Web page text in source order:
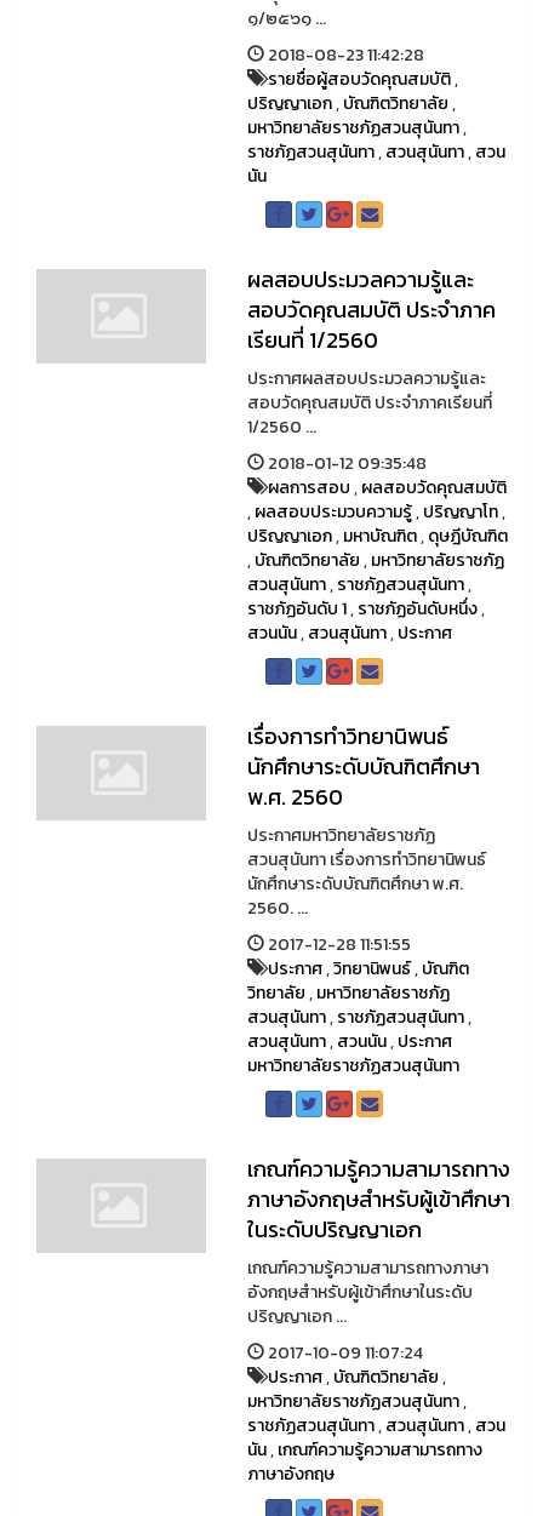
๑/๒๕๖๑ ...
2018-08-23 11:42:28
รายชื่อผู้สอบวัดคุณสมบัติ,
ปริญญาเอก,บัณฑิตวิทยาลัย,
มหาวิทยาลัยราชภัฏสวนสุนันทา,
ราชภัฏสวนสุนันทา,สวนสุนันทา,สวน
นัน
ผลสอบประมวลความรู้และ
สอบวัดคุณสมบัติ ประจำภาค
เรียนที่ 1/2560
ประกาศผลสอบประมวลความรู้และ
สอบวัดคุณสมบัติ ประจำภาคเรียนที่
1/2560 ...
2018-01-12 09:35:48
ผลการสอบ,ผลสอบวัดคุณสมบัติ
,ผลสอบประมวบความรู้,ปริญญาโท,
ปริญญาเอก,มหาบัณฑิต,ดุษฎีบัณฑิต
,บัณฑิตวิทยาลัย,มหาวิทยาลัยราชภัฏ
สวนสุนันทา,ราชภัฏสวนสุนันทา,
ราชภัฏอันดับ 1,ราชภัฏอันดับหนึ่ง,
สวนนัน,สวนสุนันทา,ประกาศ
เรื่องการทำวิทยานิพนธ์
นักศึกษาระดับบัณฑิตศึกษา
พ.ศ. 2560
ประกาศมหาวิทยาลัยราชภัฏ
สวนสุนันทา เรื่องการทำวิทยานิพนธ์
นักศึกษาระดับบัณฑิตศึกษา พ.ศ.
2560. ...
2017-12-28 11:51:55
ประกาศ,วิทยานิพนธ์,บัณฑิต
วิทยาลัย,มหาวิทยาลัยราชภัฏ
สวนสุนันทา,ราชภัฏสวนสุนันทา,
สวนสุนันทา,สวนนัน,ประกาศ
มหาวิทยาลัยราชภัฏสวนสุนันทา
เกณฑ์ความรู้ความสามารถทาง
ภาษาอังกฤษสำหรับผู้เข้าศึกษา
ในระดับปริญญาเอก
เกณฑ์ความรู้ความสามารถทางภาษา
อังกฤษสำหรับผู้เข้าศึกษาในระดับ
ปริญญาเอก ...
2017-10-09 11:07:24
ประกาศ,บัณฑิตวิทยาลัย,
มหาวิทยาลัยราชภัฏสวนสุนันทา,
ราชภัฏสวนสุนันทา,สวนสุนันทา,สวน
นัน,เกณฑ์ความรู้ความสามารถทาง
ภาษาอังกฤษ